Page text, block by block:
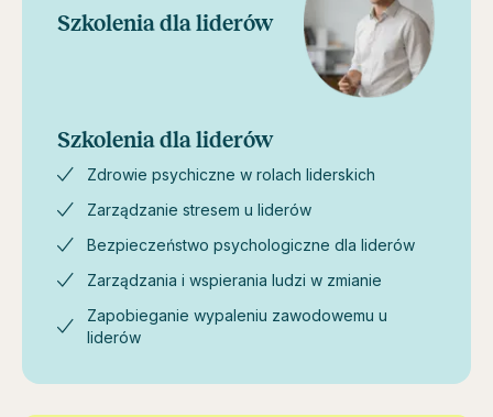
Szkolenia dla liderów
Szkolenia dla liderów
Zdrowie psychiczne w rolach liderskich
Zarządzanie stresem u liderów
Bezpieczeństwo psychologiczne dla liderów
Zarządzania i wspierania ludzi w zmianie
Zapobieganie wypaleniu zawodowemu u
liderów